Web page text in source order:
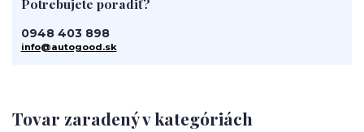
Tovar zaradený v kategóriách
Potrebujete poradiť?
0948 403 898
info@autogood.sk